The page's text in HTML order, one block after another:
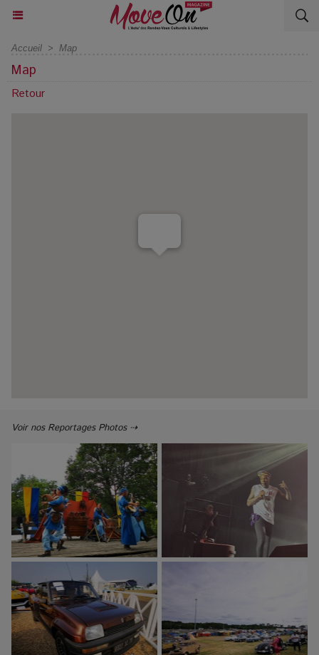
Accueil > Map
Map
Retour
Voir nos Reportages Photos ⇢